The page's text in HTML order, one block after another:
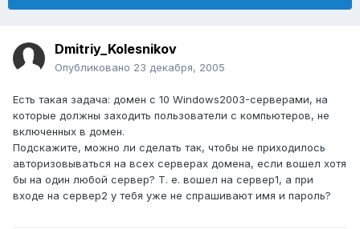
Dmitriy_Kolesnikov
Опубликовано 23 декабря, 2005
Есть такая задача: домен с 10 Windows2003-серверами, на
которые должны заходить пользователи с компьютеров, не
включенных в домен.
Подскажите, можно ли сделать так, чтобы не приходилось
авторизовываться на всех серверах домена, если вошел хотя
бы на один любой сервер? Т. е. вошел на сервер1, а при
входе на сервер2 у тебя уже не спрашивают имя и пароль?